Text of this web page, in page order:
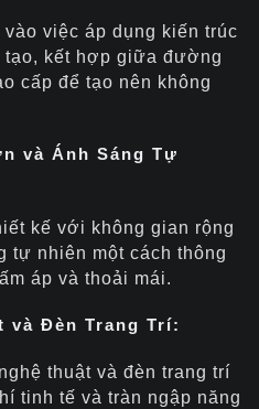
việc áp dụng kiến trúc
tạo, kết hợp giữa đường
cấp để tạo nên không
và Ánh Sáng Tự
kế với không gian rộng
tự nhiên một cách thông
áp và thoải mái.
và Đèn Trang Trí:
thuật và đèn trang trí
tinh tế và tràn ngập năng